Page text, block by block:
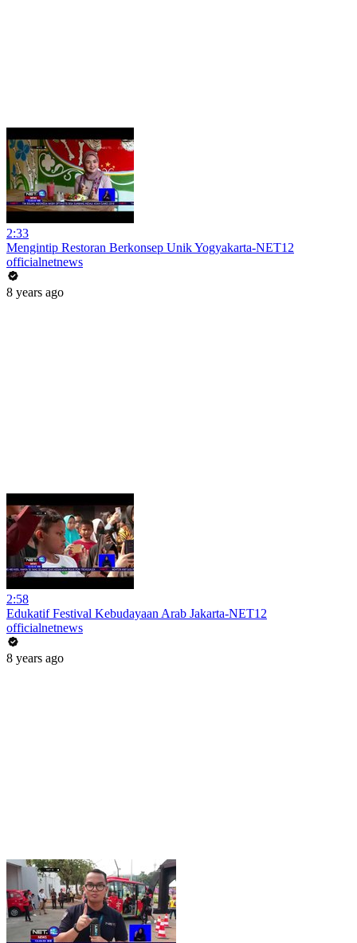
2:33
Mengintip Restoran Berkonsep Unik Yogyakarta-NET12
officialnetnews
8 years ago
2:58
Edukatif Festival Kebudayaan Arab Jakarta-NET12
officialnetnews
8 years ago